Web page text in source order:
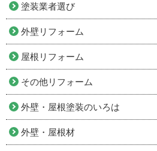
塗装業者選び
外壁リフォーム
屋根リフォーム
その他リフォーム
外壁・屋根塗装のいろは
外壁・屋根材